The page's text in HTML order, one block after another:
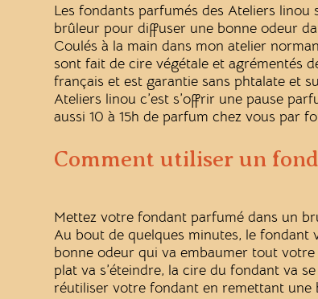
Les fondants parfumés des Ateliers linou
brûleur pour diffuser une bonne odeur
Coulés à la main dans mon atelier
sont fait de cire végétale et agrémentés
français et est garantie sans phtalate et
Ateliers linou c’est s’offrir une pause
aussi 10 à 15h de parfum chez vous par
Comment utiliser un
Mettez votre fondant parfumé dans un
Au bout de quelques minutes, le fondant
bonne odeur qui va embaumer tout
plat va s’éteindre, la cire du fondant va
réutiliser votre fondant en remettant